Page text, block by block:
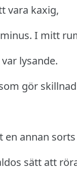
vara kaxig,
I mitt
lysande.
gör
annan
sätt att